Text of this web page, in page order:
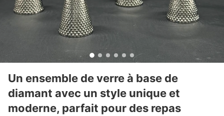
Un ensemble de verre à base de
diamant avec un style unique et
moderne, parfait pour des repas